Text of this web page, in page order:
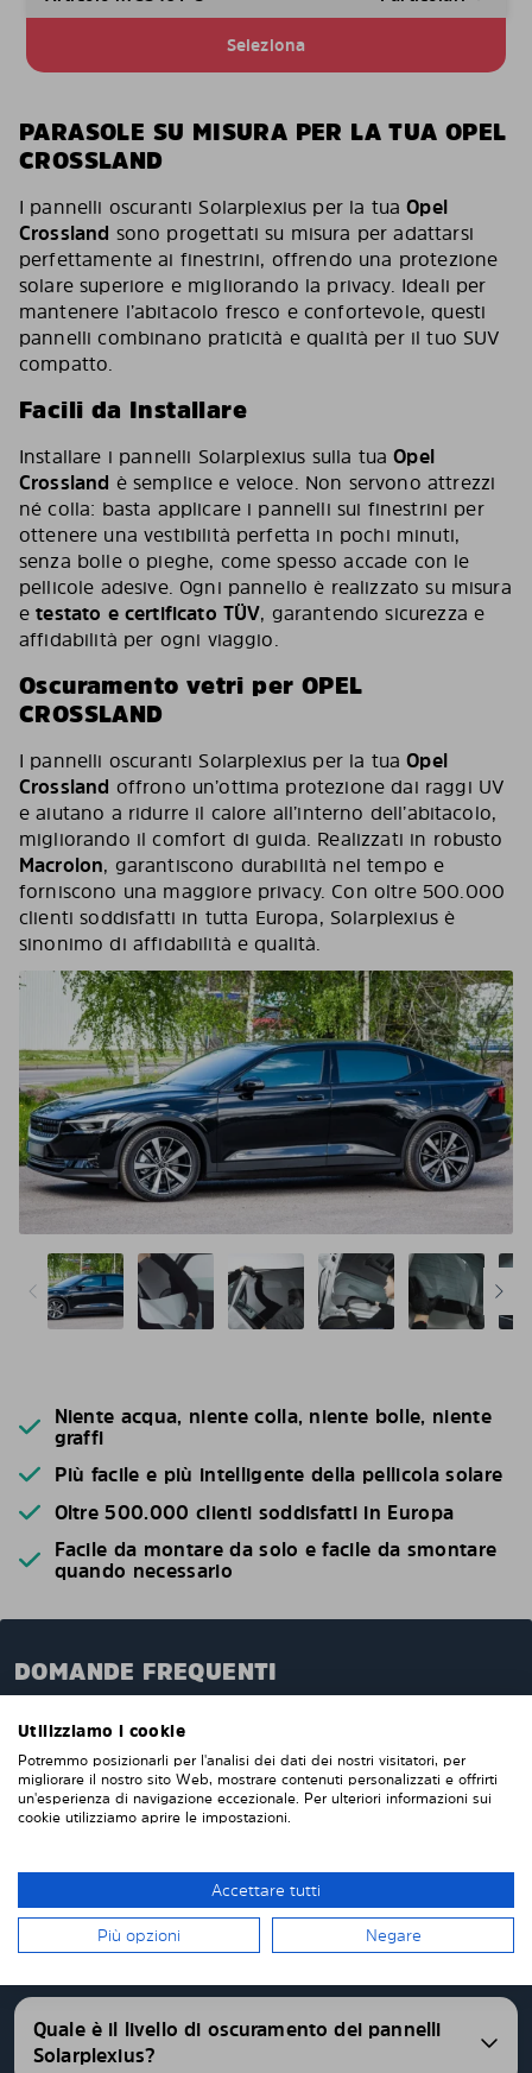
Seleziona
PARASOLE SU MISURA PER LA TUA OPEL
CROSSLAND
I pannelli oscuranti Solarplexius per la tuaOpel
Crossland sono progettati su misura per adattarsi
perfettamente ai finestrini, offrendo una protezione
solare superiore e migliorando la privacy. Ideali per
mantenere l’abitacolo fresco e confortevole, questi
pannelli combinano praticità e qualità per il tuo SUV
compatto.
Facili da Installare
Installare i pannelli Solarplexius sulla tuaOpel
Crossland è semplice e veloce. Non servono attrezzi
né colla: basta applicare i pannelli sui finestrini per
ottenere una vestibilità perfetta in pochi minuti,
senza bolle o pieghe, come spesso accade con le
pellicole adesive. Ogni pannello è realizzato su misura
etestato e certificato TÜV, garantendo sicurezza e
affidabilità per ogni viaggio.
Oscuramento vetri per OPEL
CROSSLAND
I pannelli oscuranti Solarplexius per la tuaOpel
Crossland offrono un’ottima protezione dai raggi UV
e aiutano a ridurre il calore all’interno dell’abitacolo,
migliorando il comfort di guida. Realizzati in robusto
Macrolon, garantiscono durabilità nel tempo e
forniscono una maggiore privacy. Con oltre 500.000
clienti soddisfatti in tutta Europa, Solarplexius è
sinonimo di affidabilità e qualità.
Niente acqua, niente colla, niente bolle, niente
graffi
Più facile e più intelligente della pellicola solare
Oltre 500.000 clienti soddisfatti in Europa
Facile da montare da solo e facile da smontare
quando necessario
DOMANDE FREQUENTI
questi verranno prodotti appositamente per te e su
misura per i vetri della tua auto. Non devi tagliare o
rifinire nulla da solo. I nostri pannelli parasole
vengono consegnati pretagliati con una vestibilità
oltre 4500 differenti modelli di auto.
FAQ
Quale è il livello di oscuramento dei pannelli
Solarplexius?
Utilizziamo i cookie
Potremmo posizionarli per l'analisi dei dati dei nostri visitatori, per
migliorare il nostro sito Web, mostrare contenuti personalizzati e offrirti
un'esperienza di navigazione eccezionale. Per ulteriori informazioni sui
cookie utilizziamo aprire le impostazioni.
Accettare tutti
Più opzioni Negare